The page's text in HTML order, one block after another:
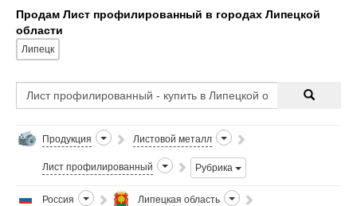
Продам Лист профилированный в городах Липецкой
области
Липецк
Продукция Листовой металл
Лист профилированный Рубрика
Россия Липецкая область